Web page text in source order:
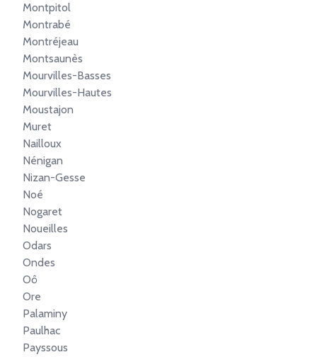
Montpitol
Montrabé
Montréjeau
Montsaunès
Mourvilles-Basses
Mourvilles-Hautes
Moustajon
Muret
Nailloux
Nénigan
Nizan-Gesse
Noé
Nogaret
Noueilles
Odars
Ondes
Oô
Ore
Palaminy
Paulhac
Payssous